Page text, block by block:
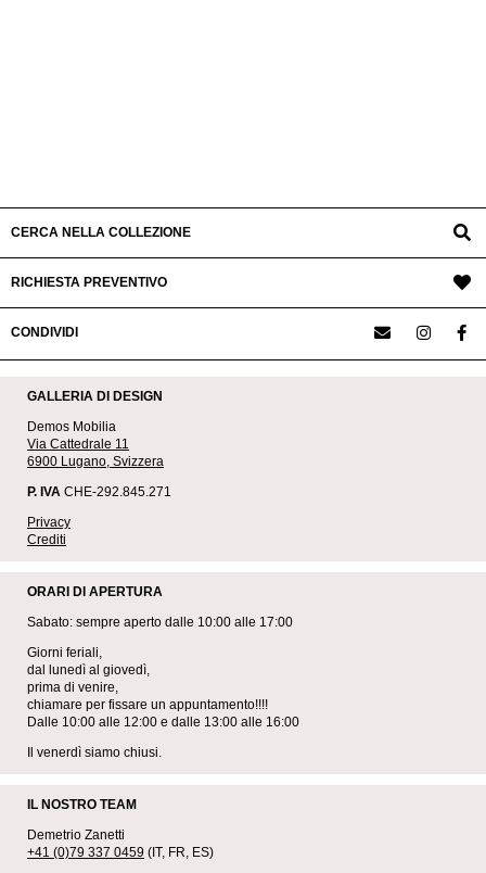
CERCA NELLA COLLEZIONE
RICHIESTA PREVENTIVO
CONDIVIDI
GALLERIA DI DESIGN
Demos Mobilia
Via Cattedrale 11
6900 Lugano, Svizzera
P. IVA CHE-292.845.271
Privacy
Crediti
ORARI DI APERTURA
Sabato: sempre aperto dalle 10:00 alle 17:00
Giorni feriali,
dal lunedì al giovedì,
prima di venire,
chiamare per fissare un appuntamento!!!!
Dalle 10:00 alle 12:00 e dalle 13:00 alle 16:00
Il venerdì siamo chiusi.
IL NOSTRO TEAM
Demetrio Zanetti
+41 (0)79 337 0459 (IT, FR, ES)